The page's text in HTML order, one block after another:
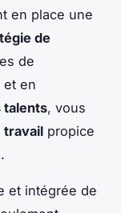
en place une
de
de
et en
talents, vous
travail propice
et intégrée de